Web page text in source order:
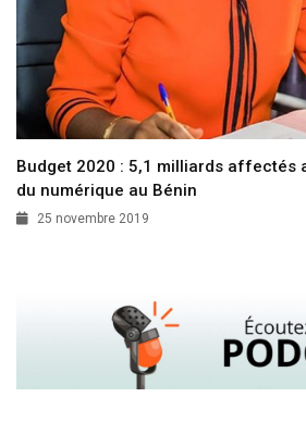
Budget 2020 : 5,1 milliards affectés
du numérique au Bénin
25 novembre 2019